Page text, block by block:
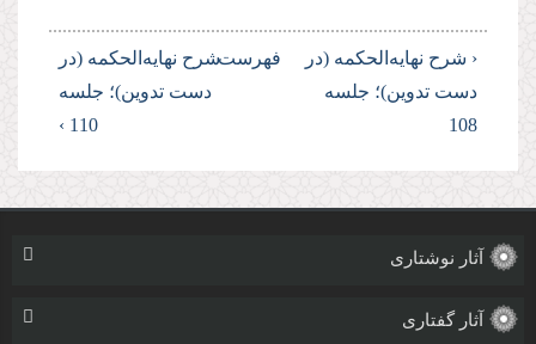
‹ شرح نهایه‌الحکمه (در
دست تدوین)؛ جلسه
108
فهرستشرح نهایه‌الحکمه (در
دست تدوین)؛ جلسه
110 ›
آثار نوشتاری
آثار گفتاری